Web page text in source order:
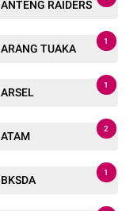
RAIDERS
TUAKA
1
1
2
1